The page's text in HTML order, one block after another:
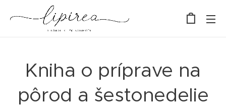
Kniha o príprave na
pôrod a šestonedelie